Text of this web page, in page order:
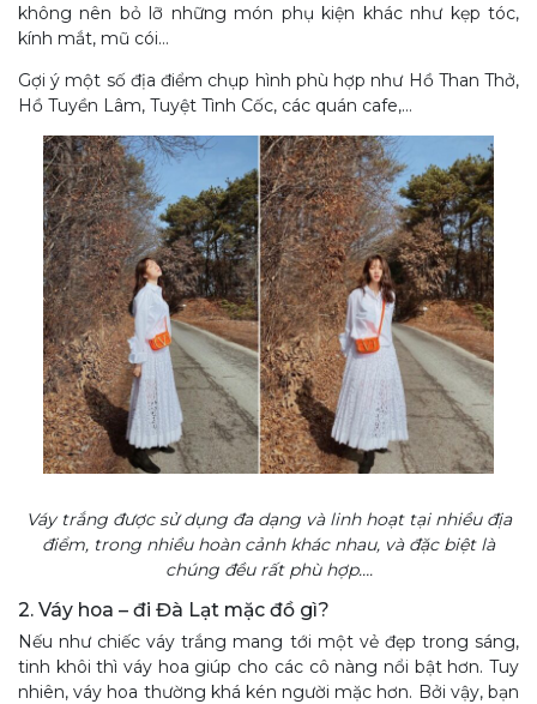
không nên bỏ lỡ những món phụ kiện khác như kẹp tóc,
kính mắt, mũ cói…
Gợi ý một số địa điểm chụp hình phù hợp như Hồ Than Thở,
Hồ Tuyền Lâm, Tuyệt Tình Cốc, các quán cafe,…
Váy trắng được sử dụng đa dạng và linh hoạt tại nhiều địa
điểm, trong nhiều hoàn cảnh khác nhau, và đặc biệt là
chúng đều rất phù hợp….
2. Váy hoa – đi Đà Lạt mặc đồ gì?
Nếu như chiếc váy trắng mang tới một vẻ đẹp trong sáng,
tinh khôi thì váy hoa giúp cho các cô nàng nổi bật hơn. Tuy
nhiên, váy hoa thường khá kén người mặc hơn. Bởi vậy, bạn